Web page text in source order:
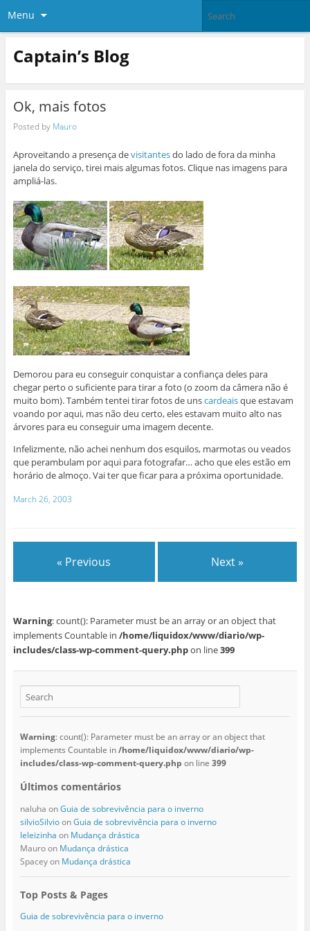
Menu
Captain’s Blog
Ok, mais fotos
Posted by Mauro
Aproveitando a presença devisitantesdo lado de fora da minha
janela do serviço, tirei mais algumas fotos. Clique nas imagens para
ampliá-las.
Demorou para eu conseguir conquistar a confiança deles para
chegar perto o suficiente para tirar a foto (o zoom da câmera não é
muito bom). Também tentei tirar fotos de unscardeaisque estavam
voando por aqui, mas não deu certo, eles estavam muito alto nas
árvores para eu conseguir uma imagem decente.
Infelizmente, não achei nenhum dos esquilos, marmotas ou veados
que perambulam por aqui para fotografar… acho que eles estão em
horário de almoço. Vai ter que ficar para a próxima oportunidade.
March 26, 2003
« Previous Next »
Warning: count(): Parameter must be an array or an object that
implements Countable in /home/liquidox/www/diario/wp-
includes/class-wp-comment-query.phpon line399
Warning: count(): Parameter must be an array or an object that
implements Countable in/home/liquidox/www/diario/wp-
includes/class-wp-comment-query.php on line 399
Últimos comentários
naluha onGuia de sobrevivência para o inverno
silvioSilvioonGuia de sobrevivência para o inverno
leleizinha on Mudança drástica
Mauroon Mudança drástica
Spaceyon Mudança drástica
Top Posts & Pages
Guia de sobrevivência para o inverno